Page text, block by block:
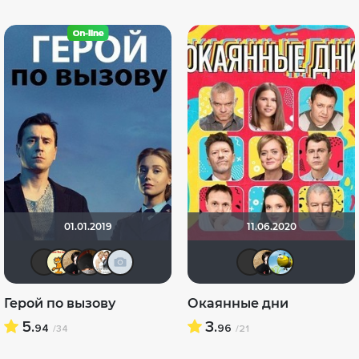
01.01.2019
apostal126
сирожа Сергей Лисицкий
id376445592
Герой по вызову
5.94 /34
11.06.2020
Окаянные дни
3.96 /21